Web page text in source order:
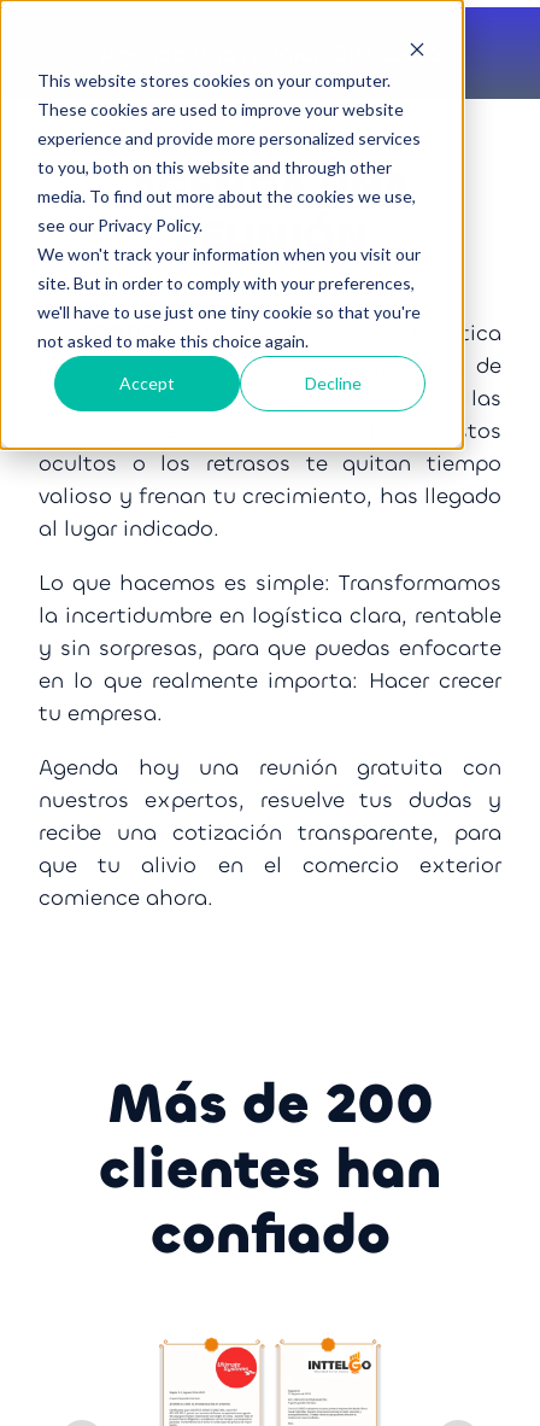
This website stores cookies on your computer.
These cookies are used to improve your website
experience and provide more personalized services
to you, both on this website and through other
media. To find out more about the cookies we use,
see our Privacy Policy.
We won't track your information when you visit our
site. But in order to comply with your preferences,
we'll have to use just one tiny cookie so that you're
not asked to make this choice again.
Accept Decline
Agenda una reunión SIN costo
AGENDA UNA
REUNIÓN
EnPORTIQ, entendemos que la logística
internacional no debería ser un dolor de
cabeza para tu negocio. Si las
complejidades aduaneras, los costos
ocultos o los retrasos te quitan tiempo
valioso y frenan tu crecimiento, has llegado
al lugar indicado.
Lo que hacemos es simple: Transformamos
la incertidumbre en logística clara, rentable
y sin sorpresas, para que puedas enfocarte
en lo que realmente importa: Hacer crecer
tu empresa.
Agenda hoy una reunión gratuita con
nuestros expertos, resuelve tus dudas y
recibe una cotización transparente, para
que tu alivio en el comercio exterior
comience ahora.
Más de 200
clientes han
confiado